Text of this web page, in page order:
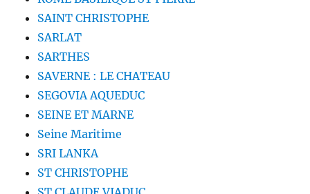
SAINT CHRISTOPHE
SARLAT
SARTHES
SAVERNE : LE CHATEAU
SEGOVIA AQUEDUC
SEINE ET MARNE
Seine Maritime
SRI LANKA
ST CHRISTOPHE